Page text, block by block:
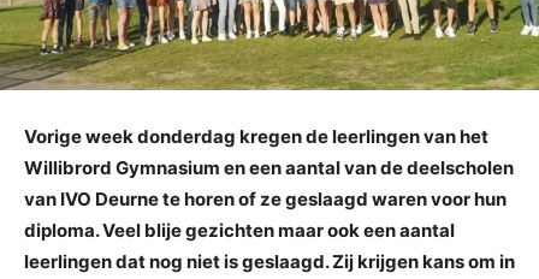
Vorige week donderdag kregen de leerlingen van het
Willibrord Gymnasium en een aantal van de deelscholen
van IVO Deurne te horen of ze geslaagd waren voor hun
diploma. Veel blije gezichten maar ook een aantal
leerlingen dat nog niet is geslaagd. Zij krijgen kans om in